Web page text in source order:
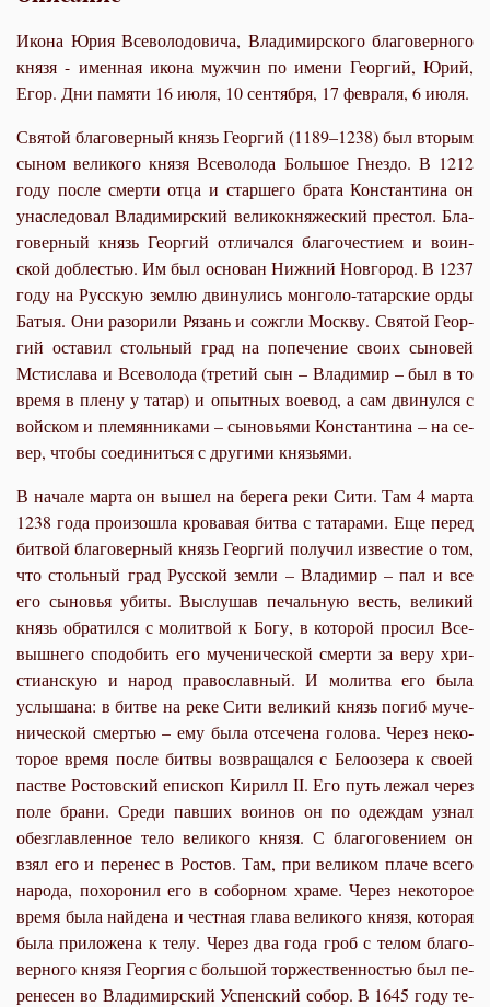
Икона Юрия Всеволодовича, Владимирского благоверного
князя - именная икона мужчин по имени Георгий, Юрий,
Егор. Дни памяти 16 июля, 10 сентября, 17 февраля, 6 июля.
Свя­той бла­го­вер­ный князь Ге­ор­гий (1189–1238) был вто­рым
сы­ном ве­ли­ко­го кня­зя Все­во­ло­да Боль­шое Гнез­до. В 1212
го­ду по­сле смер­ти от­ца и стар­ше­го бра­та Кон­стан­ти­на он
уна­сле­до­вал Вла­ди­мир­ский ве­ли­ко­кня­же­ский пре­стол. Бла­
го­вер­ный князь Ге­ор­гий от­ли­чал­ся благочестием и во­ин­
ской доб­ле­стью. Им был ос­но­ван Ниж­ний Нов­го­род. В 1237
го­ду на Русскую зем­лю дви­ну­лись мон­го­ло-та­тар­ские ор­ды
Ба­тыя. Они ра­зо­ри­ли Ря­зань и со­жгли Моск­ву. Свя­той Ге­ор­
гий оста­вил столь­ный град на по­пе­че­ние сво­их сы­но­вей
Мсти­сла­ва и Всево­ло­да (тре­тий сын – Вла­ди­мир – был в то
вре­мя в пле­ну у та­тар) и опыт­ных во­е­вод, а сам дви­нул­ся с
вой­ском и пле­мян­ни­ка­ми – сы­но­вья­ми Кон­стан­ти­на – на се­
вер, чтобы со­еди­нить­ся с дру­ги­ми кня­зья­ми.
В на­ча­ле мар­та он вы­шел на бе­ре­га ре­ки Си­ти. Там 4 мар­та
1238 го­да про­изо­шла кро­ва­вая битва с та­та­ра­ми. Еще пе­ред
бит­вой бла­го­вер­ный князь Ге­ор­гий по­лу­чил из­ве­стие о том,
что столь­ный град Рус­ской зем­ли – Вла­ди­мир – пал и все
его сы­но­вья уби­ты. Вы­слу­шав пе­чаль­ную весть, ве­ли­кий
князь об­ра­тил­ся с мо­лит­вой к Бо­гу, в ко­то­рой про­сил Все­
выш­не­го спо­до­бить его му­че­ни­че­ской смер­ти за ве­ру хри­
сти­ан­скую и на­род пра­во­слав­ный. И мо­лит­ва его бы­ла
услы­ша­на: в бит­ве на ре­ке Си­ти ве­ли­кий князь по­гиб му­че­
ни­че­ской смер­тью – ему бы­ла отсече­на го­ло­ва. Через неко­
то­рое вре­мя по­сле бит­вы воз­вра­щал­ся с Бе­ло­озе­ра к сво­ей
пастве Ро­стов­ский епи­скоп Ки­рилл II. Его путь ле­жал через
по­ле бра­ни. Сре­ди пав­ших во­и­нов он по одеж­дам узнал
обез­глав­лен­ное те­ло ве­ли­ко­го кня­зя. С бла­го­го­ве­ни­ем он
взял его и пе­ре­нес в Ро­стов. Там, при ве­ли­ком пла­че все­го
на­ро­да, по­хо­ро­нил его в со­бор­ном хра­ме. Через некоторое
вре­мя бы­ла най­де­на и чест­ная гла­ва ве­ли­ко­го кня­зя, ко­то­рая
бы­ла при­ло­же­на к телу. Через два го­да гроб с те­лом бла­го­
вер­но­го кня­зя Ге­ор­гия с боль­шой тор­же­ствен­но­стью был пе­
ре­не­сен во Вла­ди­мир­ский Успен­ский со­бор. В 1645 го­ду те­